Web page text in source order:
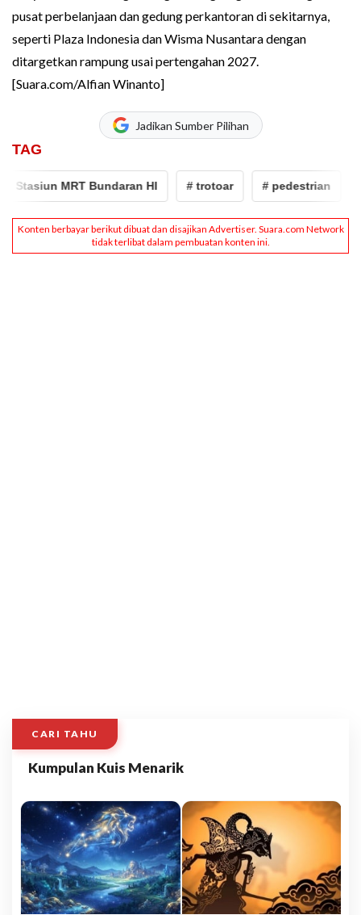
pusat perbelanjaan dan gedung perkantoran di sekitarnya,
seperti Plaza Indonesia dan Wisma Nusantara dengan
ditargetkan rampung usai pertengahan 2027.
[Suara.com/Alfian Winanto]
Jadikan Sumber Pilihan
TAG
MRT Bundaran HI # trotoar # pedestrian #
CARI TAHU
Kumpulan Kuis Menarik